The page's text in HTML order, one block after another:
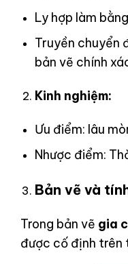
Ly hợp làm
Truyền chuyển
bản vẽ chính
Kinh nghiệm:
Ưu điểm: lâu
Nhược điểm:
Bản vẽ và
Trong bản vẽ gia
được cố định trên